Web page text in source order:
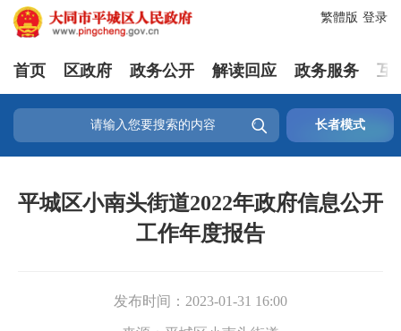
登录
繁體版
首页 区政府 政务公开 解读回应 政务服务 互
 长者模式
平城区小南头街道2022年政府信息公开
工作年度报告
发布时间： 2023-01-31 16:00